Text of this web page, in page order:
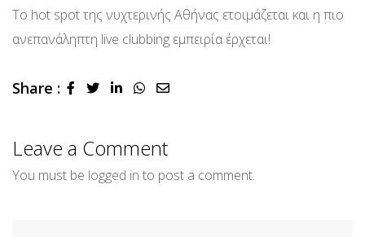
Το hot spot της νυχτερινής Αθήνας ετοιμάζεται και η πιο
ανεπανάληπτη live clubbing εμπειρία έρχεται!
Share : LinkedInWhatsapp
Share
Leave a Comment
You must be logged in to post a comment.